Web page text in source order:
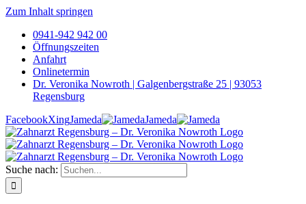
Zum Inhalt springen
0941-942 942 00
Öffnungszeiten
Anfahrt
Onlinetermin
Dr. Veronika Nowroth | Galgenbergstraße 25 | 93053
Regensburg
FacebookXingJameda Jameda
Suche nach: